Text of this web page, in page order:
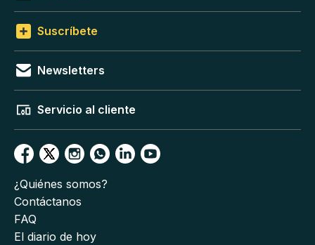
Suscríbete
Newsletters
Servicio al cliente
¿Quiénes somos?
Contáctanos
FAQ
El diario de hoy